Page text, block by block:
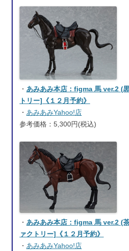
・ あみあみ本店：figma 馬 ver.2 (
トリー]《１２月予約》
・ あみあみYahoo!店
参考価格：5,300円(税込)
・ あみあみ本店：figma 馬 ver.2 (
ァクトリー]《１２月予約》
・ あみあみYahoo!店